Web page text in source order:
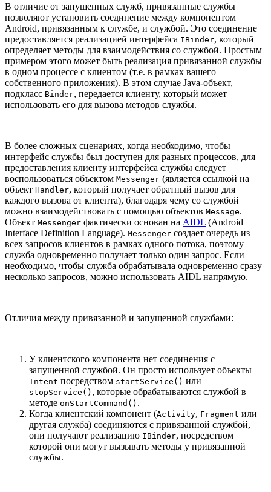
В отличие от запущенных служб, привязанные службы
позволяют установить соединение между компонентом
Android, привязанным к службе, и службой. Это соединение
предоставляется реализацией интерфейса IBinder, который
определяет методы для взаимодействия со службой. Простым
примером этого может быть реализация привязанной службы
в одном процессе с клиентом (т.е. в рамках вашего
собственного приложения). В этом случае Java-объект,
подкласс Binder, передается клиенту, который может
использовать его для вызова методов службы.
В более сложных сценариях, когда необходимо, чтобы
интерфейс службы был доступен для разных процессов, для
предоставления клиенту интерфейса службы следует
воспользоваться объектом Messenger (является ссылкой на
объект Handler, который получает обратный вызов для
каждого вызова от клиента), благодаря чему со службой
можно взаимодействовать с помощью объектов Message.
Объект Messenger фактически основан на AIDL (Android
Interface Definition Language). Messenger создает очередь из
всех запросов клиентов в рамках одного потока, поэтому
служба одновременно получает только один запрос. Если
необходимо, чтобы служба обрабатывала одновременно сразу
несколько запросов, можно использовать AIDL напрямую.
Отличия между привязанной и запущенной службами:
У клиентского компонента нет соединения с
запущенной службой. Он просто использует объекты
Intent посредством startService() или
stopService() , которые обрабатываются службой в
методе onStartCommand() .
Когда клиентский компонент (Activity, Fragment или
другая служба) соединяются с привязанной службой,
они получают реализацию IBinder, посредством
которой они могут вызывать методы у привязанной
службы.